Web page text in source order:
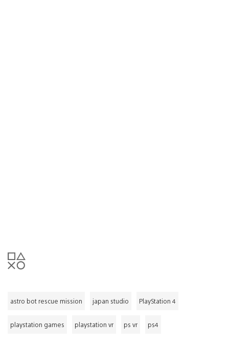
astro bot rescue mission japan studio PlayStation 4
playstation games playstation vr ps vr ps4